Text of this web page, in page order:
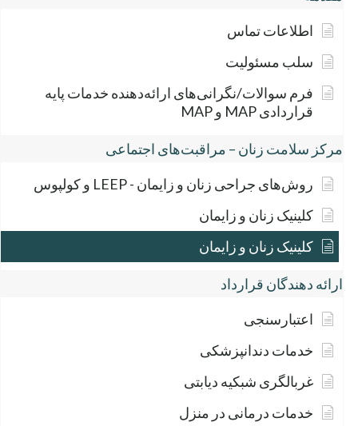
اطلاعات تماس
سلب مسئولیت
فرم سوالات/نگرانی‌های ارائه‌دهنده خدمات پایه
قراردادی MAP و MAP
مرکز سلامت زنان – مراقبت‌های اجتماعی
روش‌های جراحی زنان و زایمان - LEEP و کولپوس
کلینیک زنان و زایمان
کلینیک زنان و زایمان
ارائه دهندگان قرارداد
اعتبارسنجی
خدمات دندانپزشکی
غربالگری شبکیه دیابتی
خدمات درمانی در منزل